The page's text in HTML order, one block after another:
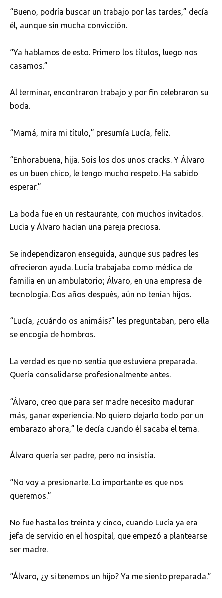
“Bueno, podría buscar un trabajo por las tardes,” decía
él, aunque sin mucha convicción.
“Ya hablamos de esto. Primero los títulos, luego nos
casamos.”
Al terminar, encontraron trabajo y por fin celebraron su
boda.
“Mamá, mira mi título,” presumía Lucía, feliz.
“Enhorabuena, hija. Sois los dos unos cracks. Y Álvaro
es un buen chico, le tengo mucho respeto. Ha sabido
esperar.”
La boda fue en un restaurante, con muchos invitados.
Lucía y Álvaro hacían una pareja preciosa.
Se independizaron enseguida, aunque sus padres les
ofrecieron ayuda. Lucía trabajaba como médica de
familia en un ambulatorio; Álvaro, en una empresa de
tecnología. Dos años después, aún no tenían hijos.
“Lucía, ¿cuándo os animáis?” les preguntaban, pero ella
se encogía de hombros.
La verdad es que no sentía que estuviera preparada.
Quería consolidarse profesionalmente antes.
“Álvaro, creo que para ser madre necesito madurar
más, ganar experiencia. No quiero dejarlo todo por un
embarazo ahora,” le decía cuando él sacaba el tema.
Álvaro quería ser padre, pero no insistía.
“No voy a presionarte. Lo importante es que nos
queremos.”
No fue hasta los treinta y cinco, cuando Lucía ya era
jefa de servicio en el hospital, que empezó a plantearse
ser madre.
“Álvaro, ¿y si tenemos un hijo? Ya me siento preparada.”